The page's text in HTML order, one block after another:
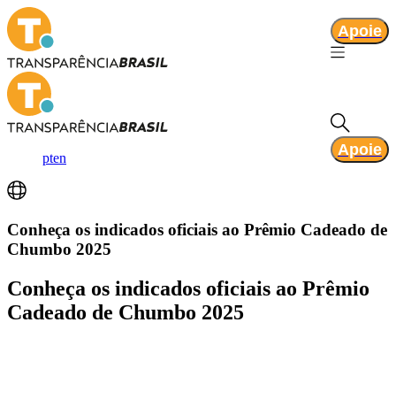
Apoie
pten Apoie
Conheça os indicados oficiais ao Prêmio Cadeado de
Chumbo 2025
Conheça os indicados oficiais ao Prêmio
Cadeado de Chumbo 2025